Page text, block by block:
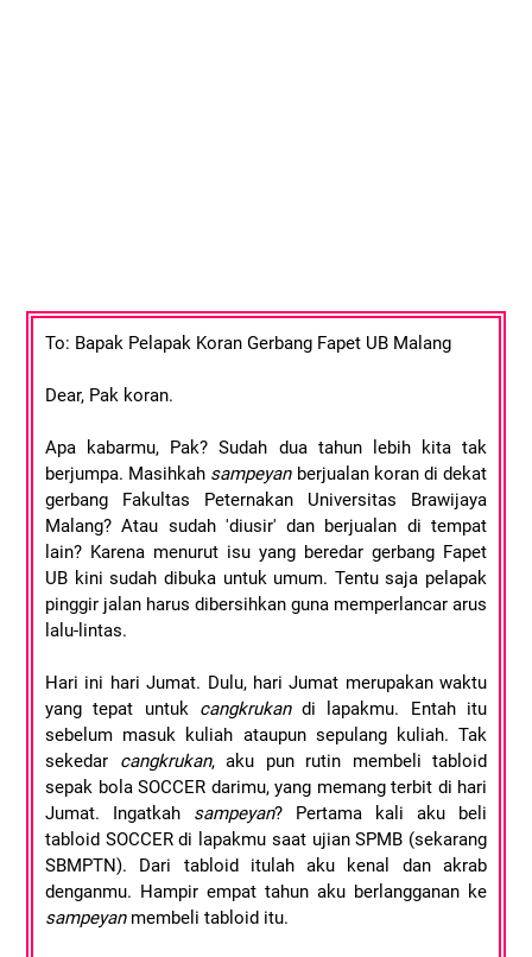
To: Bapak Pelapak Koran Gerbang Fapet UB Malang
Dear, Pak koran.
Apa kabarmu, Pak? Sudah dua tahun lebih kita tak
berjumpa. Masihkah sampeyanberjualan koran di dekat
gerbang Fakultas Peternakan Universitas Brawijaya
Malang? Atau sudah 'diusir' dan berjualan di tempat
lain? Karena menurut isu yang beredar gerbang Fapet
UB kini sudah dibuka untuk umum. Tentu saja pelapak
pinggir jalan harus dibersihkan guna memperlancar arus
lalu-lintas.
Hari ini hari Jumat. Dulu, hari Jumat merupakan waktu
yang tepat untuk cangkrukandi lapakmu. Entah itu
sebelum masuk kuliah ataupun sepulang kuliah. Tak
sekedar cangkrukan, aku pun rutin membeli tabloid
sepak bola SOCCER darimu, yang memang terbit di hari
Jumat. Ingatkah sampeyan? Pertama kali aku beli
tabloid SOCCER di lapakmu saat ujian SPMB (sekarang
SBMPTN). Dari tabloid itulah aku kenal dan akrab
denganmu. Hampir empat tahun aku berlangganan ke
sampeyanmembeli tabloid itu.